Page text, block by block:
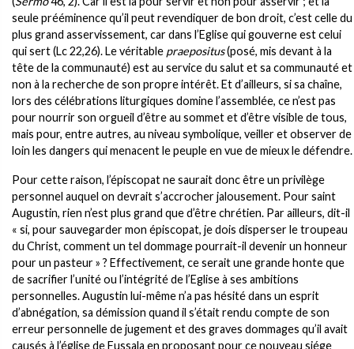
seule prééminence qu’il peut revendiquer de bon droit, c’est celle du
plus grand asservissement, car dans l’Eglise qui gouverne est celui
qui sert (Lc 22,26). Le véritable praepositus(posé, mis devant à la
tête de la communauté) est au service du salut et sa communauté et
non à la recherche de son propre intérêt. Et d’ailleurs, si sa chaîne,
lors des célébrations liturgiques domine l’assemblée, ce n’est pas
pour nourrir son orgueil d’être au sommet et d’être visible de tous,
mais pour, entre autres, au niveau symbolique, veiller et observer de
loin les dangers qui menacent le peuple en vue de mieux le défendre.
Pour cette raison, l’épiscopat ne saurait donc être un privilège
personnel auquel on devrait s’accrocher jalousement. Pour saint
Augustin, rien n’est plus grand que d’être chrétien. Par ailleurs, dit-il
« si, pour sauvegarder mon épiscopat, je dois disperser le troupeau
du Christ, comment un tel dommage pourrait-il devenir un honneur
pour un pasteur » ? Effectivement, ce serait une grande honte que
de sacrifier l’unité ou l’intégrité de l’Eglise à ses ambitions
personnelles. Augustin lui-même n’a pas hésité dans un esprit
d’abnégation, sa démission quand il s’était rendu compte de son
erreur personnelle de jugement et des graves dommages qu’il avait
causés à l’église de Fussala en proposant pour ce nouveau siége